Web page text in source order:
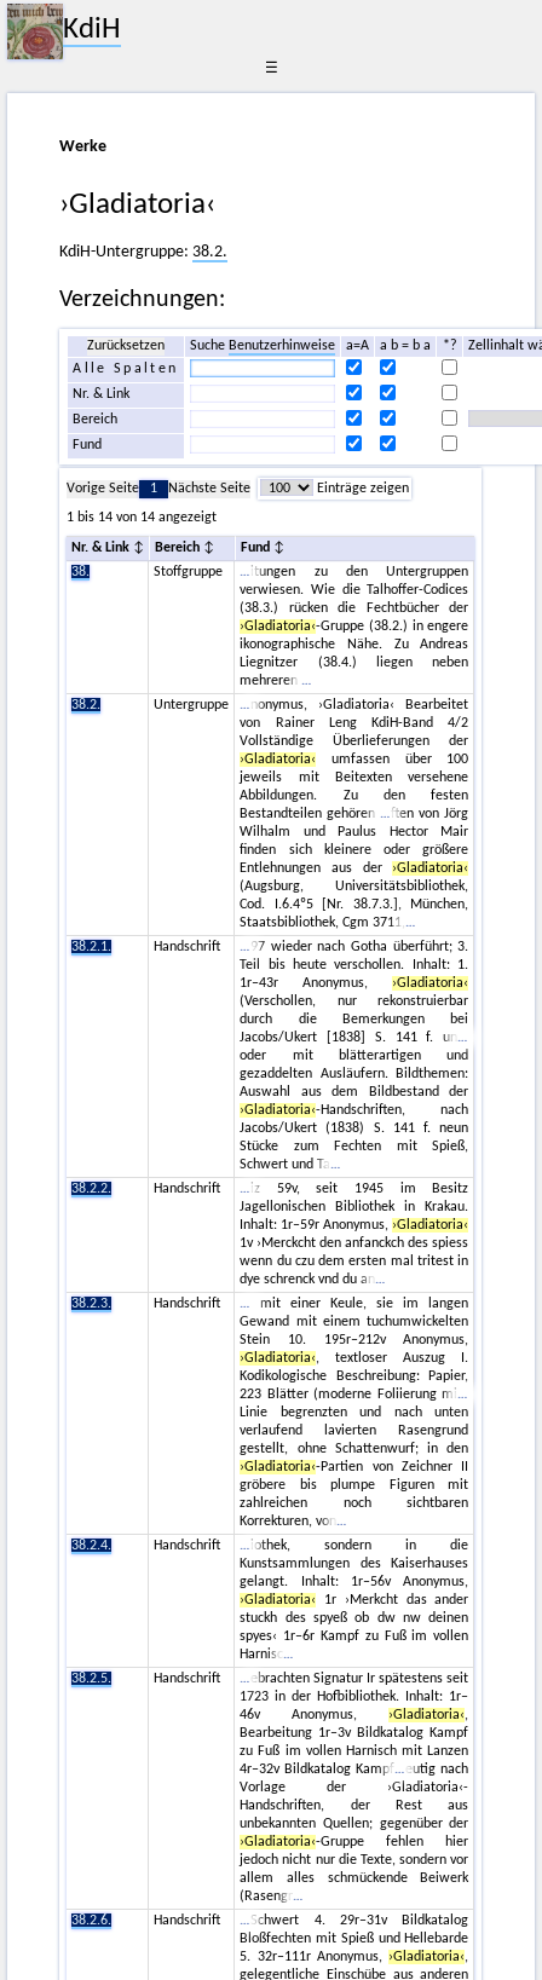
KdiH
☰
Werke
›Gladiatoria‹
KdiH-Untergruppe: 38.2.
Verzeichnungen:
Zurücksetzen Suche Benutzerhinweise a=A a b = b a *?
Zellinhalt
Alle Spalten
Nr. & Link
Bereich
Fund
Vorige Seite 1 Nächste Seite
Einträge zeigen
1 bis 14 von 14 angezeigt
Nr. & Link Bereich
Fund
38.
Stoffgruppe
itungen zu den Untergruppen
verwiesen. Wie die Talhoffer-Codices
(38.3.) rücken die Fechtbücher der
›Gladiatoria‹-Gruppe (38.2.) in engere
ikonographische Nähe. Zu Andreas
Liegnitzer (38.4.) liegen neben
mehreren
38.2.
Untergruppe
nonymus, ›Gladiatoria‹ Bearbeitet
von Rainer Leng KdiH-Band 4/2
Vollständige Überlieferungen der
›Gladiatoria‹
umfassen über 100
jeweils mit Beitexten versehene
Abbildungen. Zu den festen
Bestandteilen gehören
ften von Jörg
Wilhalm und Paulus Hector Mair
finden sich kleinere oder größere
Entlehnungen aus der ›Gladiatoria‹
(Augsburg, Universitätsbibliothek,
Cod. I.6.4º5 [Nr. 38.7.3.], München,
Staatsbibliothek, Cgm 3711,
38.2.1.
Handschrift
97 wieder nach Gotha überführt; 3.
Teil bis heute verschollen. Inhalt: 1.
1r–43r Anonymus, ›Gladiatoria‹
(Verschollen, nur rekonstruierbar
durch die Bemerkungen bei
Jacobs/Ukert [1838] S. 141 f. un
oder mit blätterartigen und
gezaddelten Ausläufern. Bildthemen:
Auswahl aus dem Bildbestand der
›Gladiatoria‹-Handschriften, nach
Jacobs/Ukert (1838) S. 141 f. neun
Stücke zum Fechten mit Spieß,
Schwert und Ta
38.2.2.
Handschrift
iz 59v, seit 1945 im Besitz
Jagellonischen Bibliothek in Krakau.
Inhalt: 1r–59r Anonymus, ›Gladiatoria‹
1v ›Merckcht den anfanckch des spiess
wenn du czu dem ersten mal tritest in
dye schrenck vnd du an
38.2.3.
Handschrift
mit einer Keule, sie im langen
Gewand mit einem tuchumwickelten
Stein 10. 195r–212v Anonymus,
›Gladiatoria‹, textloser Auszug I.
Kodikologische Beschreibung: Papier,
223 Blätter (moderne Foliierung mi
Linie begrenzten und nach unten
verlaufend lavierten Rasengrund
gestellt, ohne Schattenwurf; in den
›Gladiatoria‹-Partien von Zeichner II
gröbere bis plumpe Figuren mit
zahlreichen noch sichtbaren
Korrekturen, von
38.2.4.
Handschrift
iothek, sondern in die
Kunstsammlungen des Kaiserhauses
gelangt. Inhalt: 1r–56v Anonymus,
›Gladiatoria‹
1r ›Merkcht das ander
stuckh des spyeß ob dw nw deinen
spyes‹ 1r–6r Kampf zu Fuß im vollen
Harnisc
38.2.5.
Handschrift
ebrachten Signatur Ir spätestens seit
1723 in der Hofbibliothek. Inhalt: 1r–
46v Anonymus, ›Gladiatoria‹,
Bearbeitung 1r–3v Bildkatalog Kampf
zu Fuß im vollen Harnisch mit Lanzen
4r–32v Bildkatalog Kampf
eutig nach
Vorlage der ›Gladiatoria‹-
Handschriften, der Rest aus
unbekannten Quellen; gegenüber der
›Gladiatoria‹-Gruppe fehlen hier
jedoch nicht nur die Texte, sondern vor
allem alles schmückende Beiwerk
(Rasengr
38.2.6.
Handschrift
Schwert 4. 29r–31v Bildkatalog
Bloßfechten mit Spieß und Hellebarde
5. 32r–111r Anonymus, ›Gladiatoria‹,
gelegentliche Einschübe aus anderen